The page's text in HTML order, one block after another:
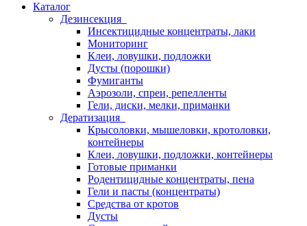
Каталог
Дезинсекция
Инсектицидные концентраты, лаки
Мониторинг
Клеи, ловушки, подложки
Дусты (порошки)
Фумиганты
Аэрозоли, спреи, репелленты
Гели, диски, мелки, приманки
Дератизация
Крысоловки, мышеловки, кротоловки,
контейнеры
Клеи, ловушки, подложки, контейнеры
Готовые приманки
Родентицидные концентраты, пена
Гели и пасты (концентраты)
Средства от кротов
Дусты